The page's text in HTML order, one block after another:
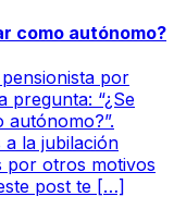
como autónomo?
por
pregunta: “¿Se
a la jubilación
por otros motivos
post te […]